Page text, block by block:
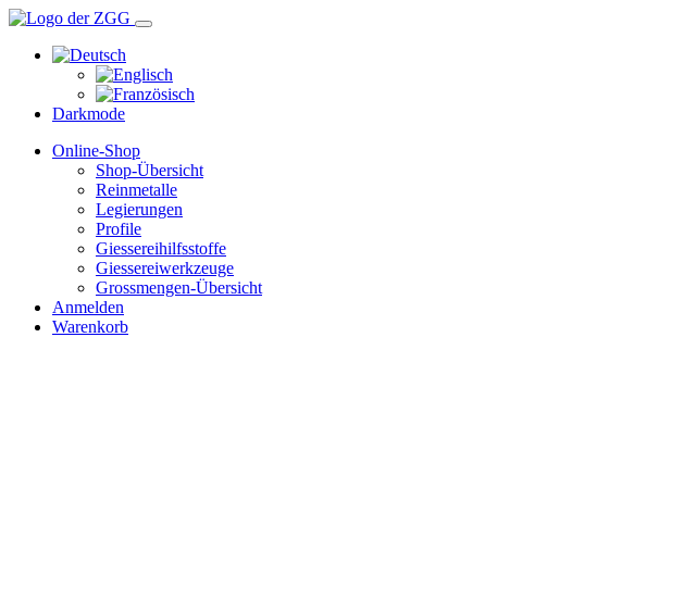
Darkmode
Online-Shop
Shop-Übersicht
Reinmetalle
Legierungen
Profile
Giessereihilfsstoffe
Giessereiwerkzeuge
Grossmengen-Übersicht
Anmelden
Warenkorb